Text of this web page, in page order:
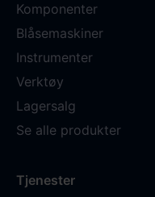
Komponenter
Blåsemaskiner
Instrumenter
Verktøy
Lagersalg
Se alle produkter
Tjenester